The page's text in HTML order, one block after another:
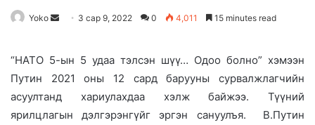
Yoko
a
n
e
3 сар 9, 2022 0 4,011 15 minutes read
“НАТО 5-ын 5 удаа тэлсэн шүү… Одоо болно” хэмээн
Путин 2021 оны 12 сард барууны сурвалжлагчийн
асуултанд хариулахдаа хэлж байжээ. Түүний
ярилцлагын дэлгэрэнгүйг эргэн сануулъя. В.Путин